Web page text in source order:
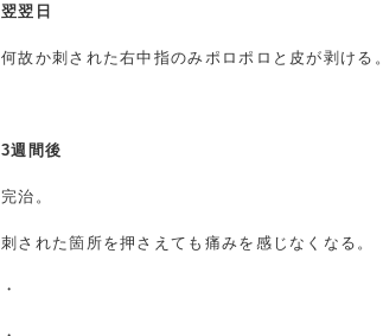
翌翌日
何故か刺された右中指のみポロポロと皮が剥ける
3週間後
完治。
刺された箇所を押さえても痛みを感じなくなる。
・